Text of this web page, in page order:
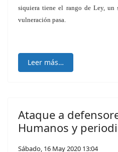
siquiera tiene el rango de Ley,
vulneración pasa.
Leer más…
Ataque a
Humanos y
Sábado, 16 May 2020 13:04